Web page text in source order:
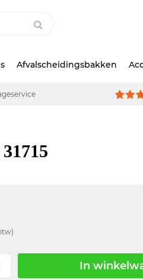
Afvalscheidingsbakken
In